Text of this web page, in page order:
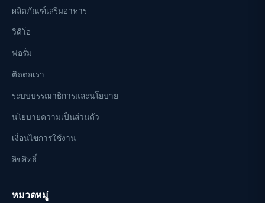
ผลิตภัณฑ์เสริมอาหาร
วิดีโอ
ฟอรั่ม
ติดต่อเรา
ระบบบรรณาธิการและนโยบาย
นโยบายความเป็นส่วนตัว
เงื่อนไขการใช้งาน
ลิขสิทธิ์
หมวดหมู่